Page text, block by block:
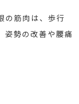
の筋肉は、歩行
姿勢の改善や腰痛